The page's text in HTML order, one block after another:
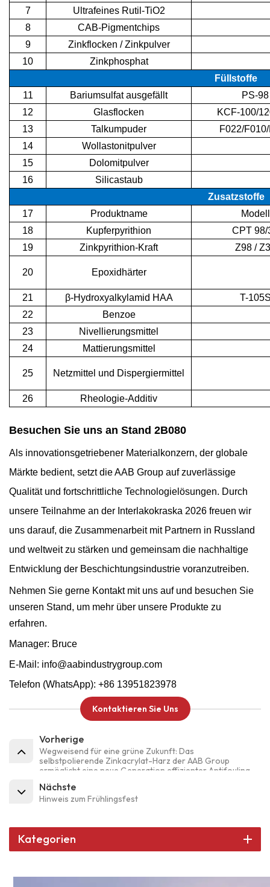
7
Ultrafeines Rutil-TiO2
8
CAB-Pigmentchips
9
Zinkflocken / Zinkpulver
10
Zinkphosphat
Füllstoffe
11
Bariumsulfat ausgefällt
PS-98
12
Glasflocken
KCF-100/
13
Talkumpuder
F022/
14
Wollastonitpulver
15
Dolomitpulver
16
Silicastaub
Zusatzstoffe
17
Produktname
Modell
18
Kupferpyrithion
CPT 98/
19
Zinkpyrithion-Kraft Z98 /
20 Epoxidhärter
21 β-Hydroxyalkylamid HAA
T-
22
Benzoe
23
Nivellierungsmittel
24
Mattierungsmittel
25 Netzmittel und Dispergiermittel
26 Rheologie-Additiv
Besuchen Sie uns an Stand 2B080
Als innovationsgetriebener Materialkonzern, der globale
Märkte bedient, setzt die AAB Group auf zuverlässige
Qualität und fortschrittliche Technologielösungen. Durch
unsere Teilnahme an der Interlakokraska 2026 freuen wir
uns darauf, die Zusammenarbeit mit Partnern in Russland
und weltweit zu stärken und gemeinsam die nachhaltige
Entwicklung der Beschichtungsindustrie voranzutreiben.
Nehmen Sie gerne Kontakt mit uns auf und besuchen Sie
unseren Stand, um mehr über unsere Produkte zu
erfahren.
Manager: Bruce
E-Mail: info@aabindustrygroup.com
Telefon (WhatsApp): +86 13951823978
Kontaktieren Sie Uns
Vorherige
Wegweisend für eine grüne Zukunft: Das
selbstpolierende Zinkacrylat-Harz der AAB Group
ermöglicht eine neue Generation effizienter Antifouling-
Nächste
Hinweis zum Frühlingsfest
Kategorien